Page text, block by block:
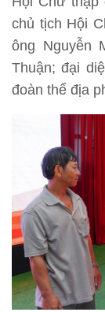
chủ tịch Hội
ông Nguyễn
Thuận; đại
đoàn thể địa